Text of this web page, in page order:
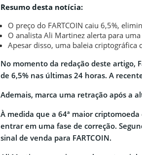
Resumo desta notícia:
O preço do FARTCOIN caiu 6,5%,
O analista Ali Martinez alerta para
Apesar disso, uma baleia criptográfica
No momento da redação deste artigo,
de 6,5% nas últimas 24 horas. A
Ademais, marca uma retração após a
À medida que a 64ª maior
entrar em uma fase de correção.
sinal de venda para FARTCOIN.